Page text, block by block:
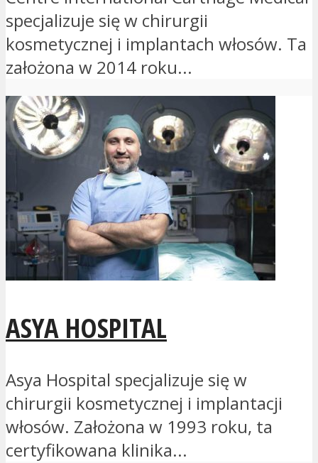
specjalizuje się w chirurgii
kosmetycznej i implantach włosów. Ta
założona w 2014 roku...
ASYA HOSPITAL
Asya Hospital specjalizuje się w
chirurgii kosmetycznej i implantacji
włosów. Założona w 1993 roku, ta
certyfikowana klinika...